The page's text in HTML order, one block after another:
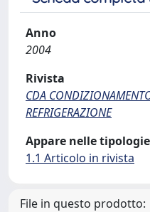
Anno
2004
Rivista
CDA
REFRIGERAZIONE
Appare nelle
1.1 Articolo in rivista
File in questo prodotto: